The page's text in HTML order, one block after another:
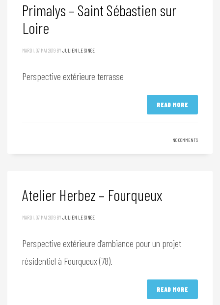
Primalys – Saint Sébastien sur
Loire
MARDI, 07 MAI 2019 BY JULIEN LE SINGE
Perspective extérieure terrasse
READ MORE
NO COMMENTS
Atelier Herbez – Fourqueux
MARDI, 07 MAI 2019 BY JULIEN LE SINGE
Perspective extérieure d’ambiance pour un projet
résidentiel à Fourqueux (78).
READ MORE